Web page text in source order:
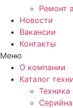
Ремонт
Новости
Вакансии
Контакты
Меню
О компании
Каталог
Техника